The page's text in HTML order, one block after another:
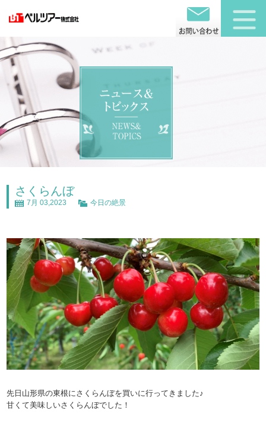
さくらんぼ
7月 03,2023 今日の絶景
先日山形県の東根にさくらんぼを買いに行ってきました♪
甘くて美味しいさくらんぼでした！